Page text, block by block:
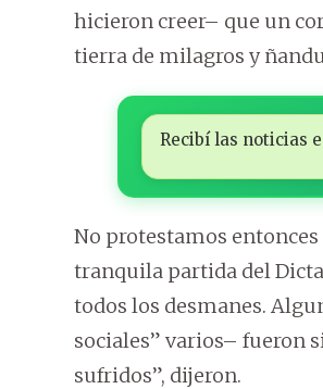
hicieron creer– que un
tierra de milagros y
Recibí las noticias
No protestamos
tranquila partida del
todos los desmanes.
sociales” varios– fueron
sufridos”, dijeron.